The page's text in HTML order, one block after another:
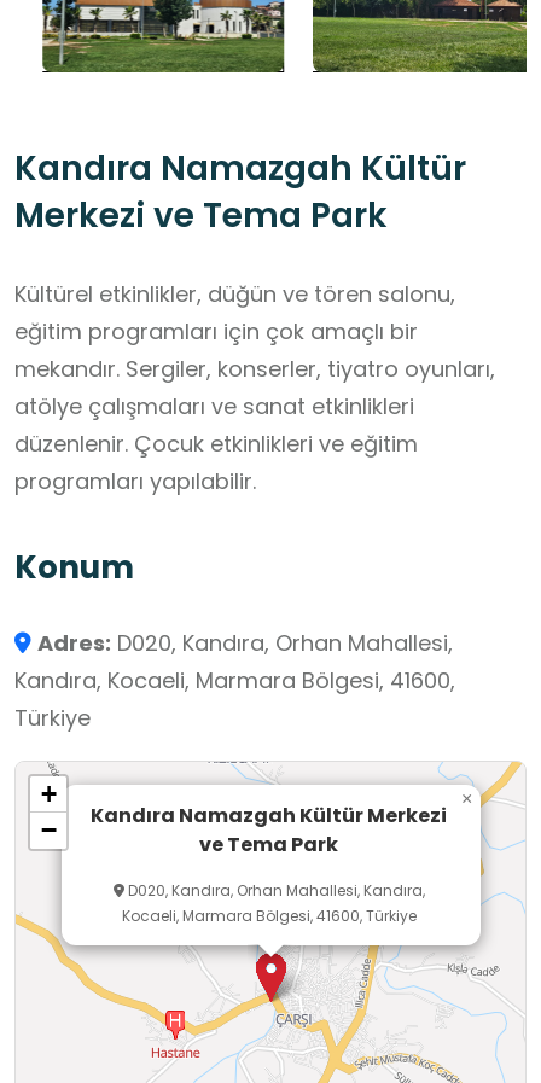
Kandıra Namazgah Kültür
Merkezi ve Tema Park
Kültürel etkinlikler, düğün ve tören salonu,
eğitim programları için çok amaçlı bir
mekandır. Sergiler, konserler, tiyatro oyunları,
atölye çalışmaları ve sanat etkinlikleri
düzenlenir. Çocuk etkinlikleri ve eğitim
programları yapılabilir.
Konum
Adres: D020, Kandıra, Orhan Mahallesi,
Kandıra, Kocaeli, Marmara Bölgesi, 41600,
Türkiye
Kandıra Namazgah Kültür Merkezi
ve Tema Park
D020, Kandıra, Orhan Mahallesi, Kandıra,
Kocaeli, Marmara Bölgesi, 41600, Türkiye
×
+
−